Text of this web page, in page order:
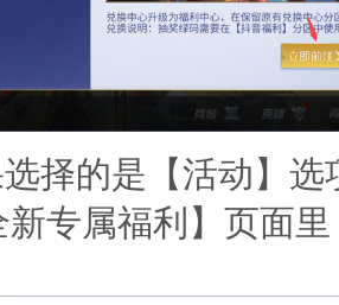
的是【活动】选
专属福利】页面